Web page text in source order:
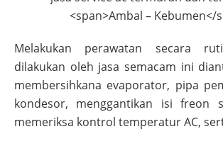
Melakukan perawatan secara
dilakukan oleh jasa semacam ini
membersihkana evaporator, pipa
kondesor, menggantikan isi freon
memeriksa kontrol temperatur AC,